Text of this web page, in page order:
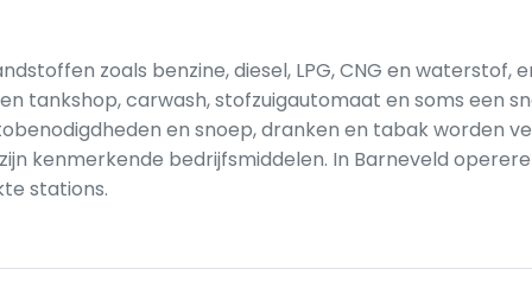
zoals benzine, diesel, LPG, CNG en
tankshop, carwash, stofzuigautomaat en soms een
en snoep, dranken en tabak worden
kenmerkende bedrijfsmiddelen. In Barneveld
stations.